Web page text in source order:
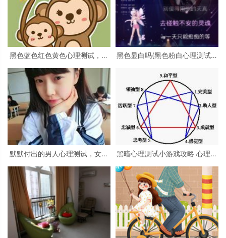
黑色蓝色红色黄色心理测试，心
绿色分别是什么
黑色显白吗(黑色粉白心理测试准
默默付出的男人心理测试，女生
黑暗心理测试小游戏攻略 心理测